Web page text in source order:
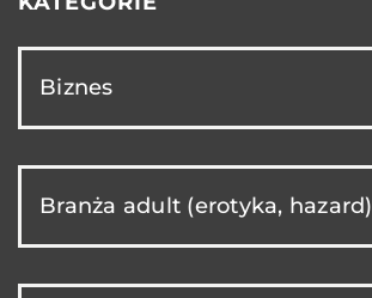
Biznes
Branża adult (erotyka, hazard)